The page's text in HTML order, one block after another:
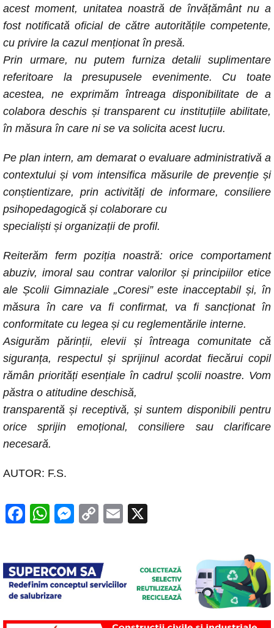
acest moment, unitatea noastră de învățământ nu a
fost notificată oficial de către autoritățile competente,
cu privire la cazul menționat în presă.
Prin urmare, nu putem furniza detalii suplimentare
referitoare la presupusele evenimente. Cu toate
acestea, ne exprimăm întreaga disponibilitate de a
colabora deschis și transparent cu instituțiile abilitate,
în măsura în care ni se va solicita acest lucru.
Pe plan intern, am demarat o evaluare administrativă a
contextului și vom intensifica măsurile de prevenție și
conștientizare, prin activități de informare, consiliere
psihopedagogică și colaborare cu
specialiști și organizații de profil.
Reiterăm ferm poziția noastră: orice comportament
abuziv, imoral sau contrar valorilor și principiilor etice
ale Școlii Gimnaziale „Coresi” este inacceptabil și, în
măsura în care va fi confirmat, va fi sancționat în
conformitate cu legea și cu reglementările interne.
Asigurăm părinții, elevii și întreaga comunitate că
siguranța, respectul și sprijinul acordat fiecărui copil
rămân priorități esențiale în cadrul școlii noastre. Vom
păstra o atitudine deschisă,
transparentă și receptivă, și suntem disponibili pentru
orice sprijin emoțional, consiliere sau clarificare
necesară.
AUTOR: F.S.
F
e
b
W
s
A
M
e
n
C
y
Li
E